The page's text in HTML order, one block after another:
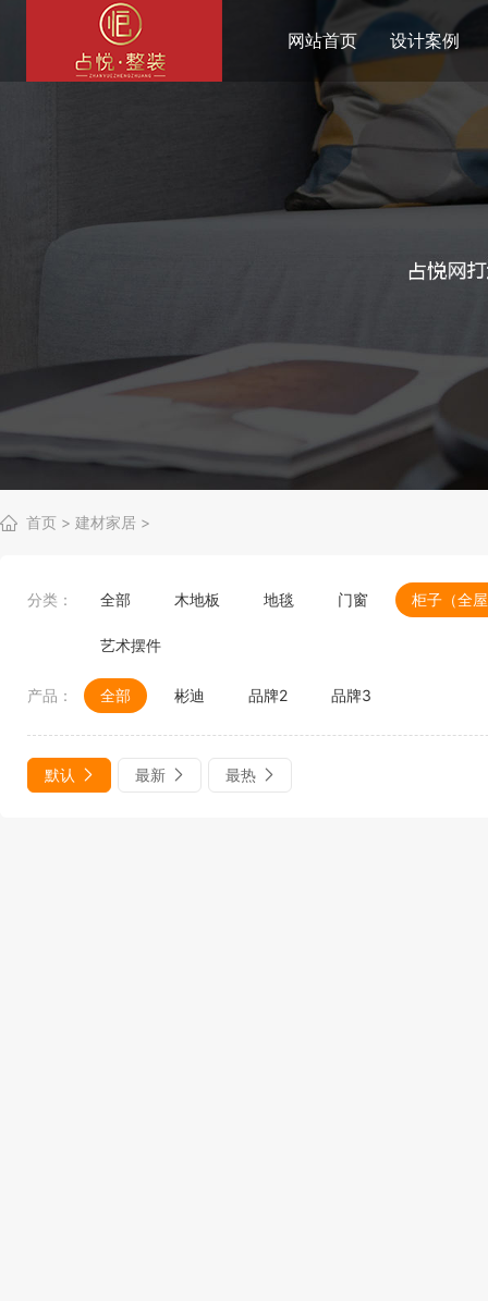
网站首页 设计案例
首页 > 建材家居 >
分类： 全部 木地板 地毯 门窗 柜子（全
艺术摆件
产品： 全部 彬迪 品牌2 品牌3
默认 最新 最热